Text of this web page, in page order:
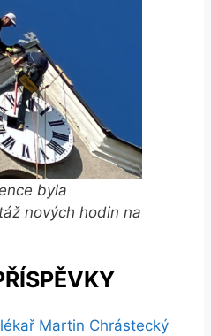
byla
nových hodin na
Martin Chrástecký